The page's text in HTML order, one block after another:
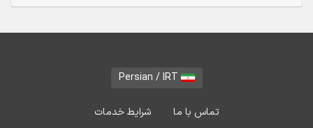
تماس با ما شرایط خدمات